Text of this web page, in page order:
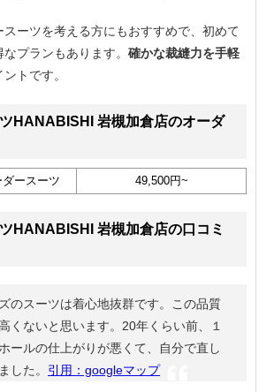
ーツを考える方にもおすすめで、初めて
プランもあります。 確かな裁縫力を手軽
トです。
HANABISHI 岩槻加倉店のオーダ
ースーツ 49,500円~
HANABISHI 岩槻加倉店の口コミ
のスーツは着心地抜群です。この品質
くないと思います。20年くらい前、１
ールの仕上がりが悪くて、自分で直し
した。 引用：googleマップ